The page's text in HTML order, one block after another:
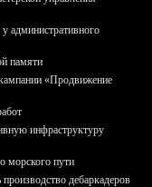
административного
памяти
«Продвижение
инфраструктуру
морского пути
дебаркадеров